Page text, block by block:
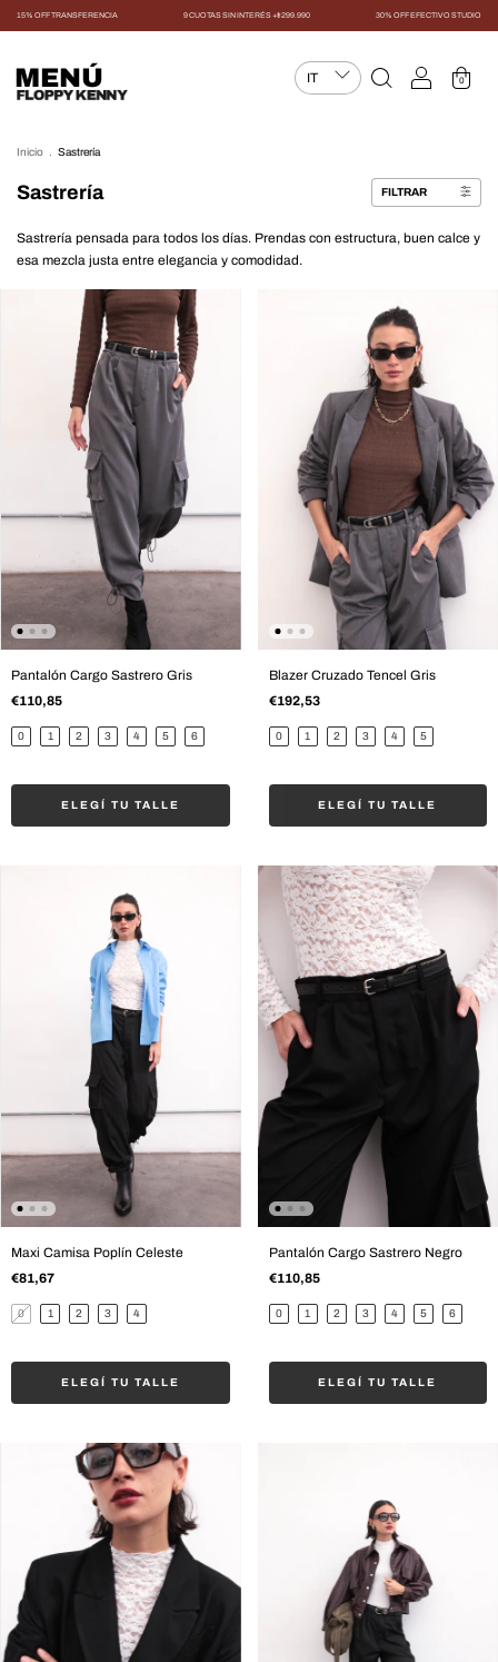
15% OFF TRANSFERENCIA 9 CUOTAS SIN INTERÉS +$299.990 30% OFF EFECTIVO STUDIO
MENÚ 0
Inicio Sastrería
Sastrería FILTRAR
Sastrería pensada para todos los días. Prendas con estructura, buen calce y
esa mezcla justa entre elegancia y comodidad.
Pantalón Cargo Sastrero Gris
€110,85
0 1 2 3 4 5 6
ELEGÍ TU TALLE
Blazer Cruzado Tencel Gris
€192,53
0 1 2 3 4 5
ELEGÍ TU TALLE
Maxi Camisa Poplín Celeste
€81,67
0 1 2 3 4
ELEGÍ TU TALLE
Pantalón Cargo Sastrero Negro
€110,85
0 1 2 3 4 5 6
ELEGÍ TU TALLE